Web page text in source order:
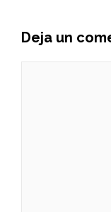
Deja un